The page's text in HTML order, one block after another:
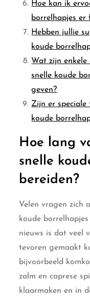
Hoe kan ik
borrelhapjes er
Hebben jullie
koude
Wat zijn
snelle koude
geven?
Zijn er speciale
koude
Hoe lang
snelle
bereiden?
Velen vragen zich
koude
nieuws is dat veel
tevoren gemaakt
bijvoorbeeld
zalm en caprese
klaarmaken en in